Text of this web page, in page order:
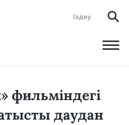
фильміндегі
даудан